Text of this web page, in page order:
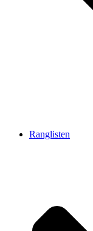
Ranglisten